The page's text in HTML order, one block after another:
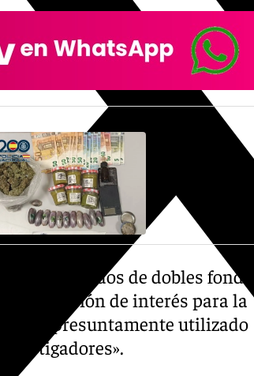
dotados de dobles fondos,
de interés para la
«presuntamente utilizado